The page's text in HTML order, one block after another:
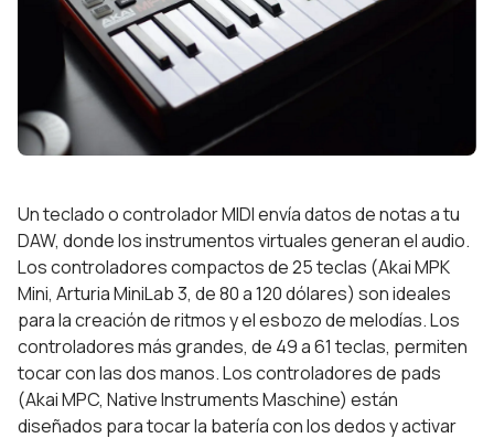
Un teclado o controlador MIDI envía datos de notas a tu
DAW, donde los instrumentos virtuales generan el audio.
Los controladores compactos de 25 teclas (Akai MPK
Mini, Arturia MiniLab 3, de 80 a 120 dólares) son ideales
para la creación de ritmos y el esbozo de melodías. Los
controladores más grandes, de 49 a 61 teclas, permiten
tocar con las dos manos. Los controladores de pads
(Akai MPC, Native Instruments Maschine) están
diseñados para tocar la batería con los dedos y activar